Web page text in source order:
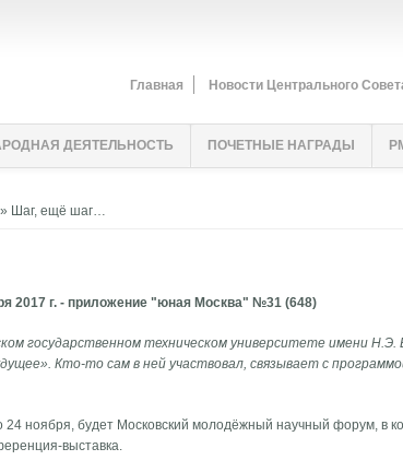
Главная Новости Центрального
ДЕЯТЕЛЬНОСТЬ ПОЧЕТНЫЕ НАГРАДЫ
» Шаг, ещё шаг…
2017 г. - приложение "юная Москва" №31 (648)
государственном техническом университете имени Н.Э.
Кто-то сам в ней участвовал, связывает с
24 ноября, будет Московский молодёжный научный форум, в
выставка.